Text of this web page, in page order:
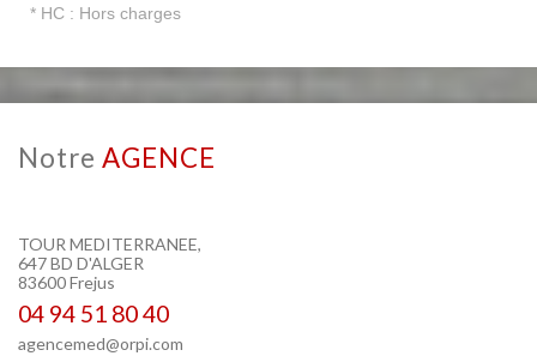
* HC : Hors charges
Notre AGENCE
TOUR MEDITERRANEE,
647 BD D'ALGER
83600 Frejus
04 94 51 80 40
agencemed@orpi.com